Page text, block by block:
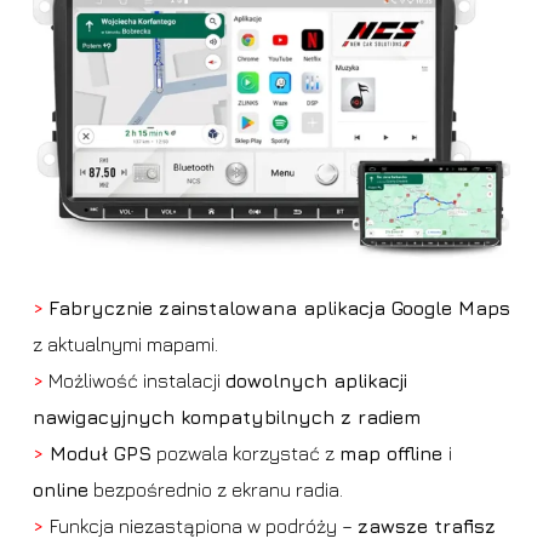
> Fabrycznie zainstalowana aplikacja Google Maps
z aktualnymi mapami.
> Możliwość instalacji dowolnych aplikacji
nawigacyjnych kompatybilnych z radiem
> Moduł GPS pozwala korzystać z map offline i
online bezpośrednio z ekranu radia.
> Funkcja niezastąpiona w podróży – zawsze trafisz